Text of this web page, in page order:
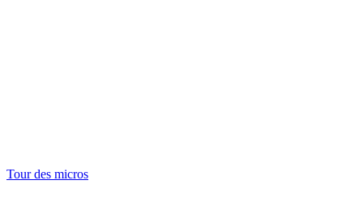
Tour des micros